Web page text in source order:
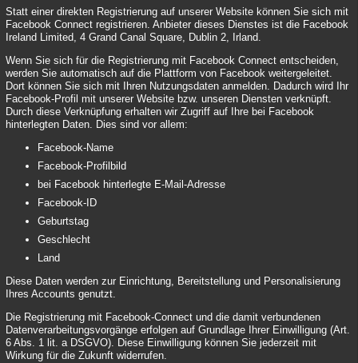
Statt einer direkten Registrierung auf unserer Website können Sie sich mit
Facebook Connect registrieren. Anbieter dieses Dienstes ist die Facebook
Ireland Limited, 4 Grand Canal Square, Dublin 2, Irland.
Wenn Sie sich für die Registrierung mit Facebook Connect entscheiden,
werden Sie automatisch auf die Plattform von Facebook weitergeleitet.
Dort können Sie sich mit Ihren Nutzungsdaten anmelden. Dadurch wird Ihr
Facebook-Profil mit unserer Website bzw. unseren Diensten verknüpft.
Durch diese Verknüpfung erhalten wir Zugriff auf Ihre bei Facebook
hinterlegten Daten. Dies sind vor allem:
Facebook-Name
Facebook-Profilbild
bei Facebook hinterlegte E-Mail-Adresse
Facebook-ID
Geburtstag
Geschlecht
Land
Diese Daten werden zur Einrichtung, Bereitstellung und Personalisierung
Ihres Accounts genutzt.
Die Registrierung mit Facebook-Connect und die damit verbundenen
Datenverarbeitungsvorgänge erfolgen auf Grundlage Ihrer Einwilligung (Art.
6 Abs. 1 lit. a DSGVO). Diese Einwilligung können Sie jederzeit mit
Wirkung für die Zukunft widerrufen.